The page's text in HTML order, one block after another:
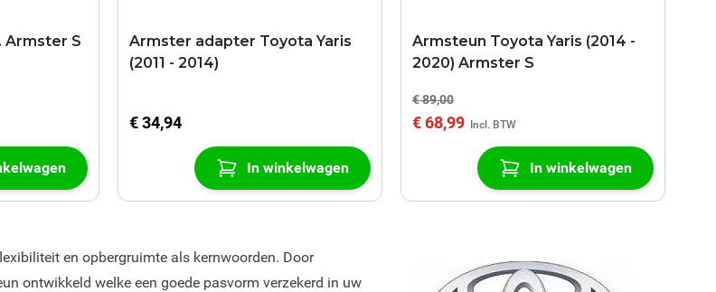
Armster S
Armster adapter Toyota Yaris
(2011 - 2014)
€ 34,94
In winkelwagen
Armsteun Toyota Yaris (2014 -
2020) Armster S
€ 89,00
€ 68,99
In winkelwagen
en opbergruimte als kernwoorden. Door
ontwikkeld welke een goede pasvorm verzekerd in uw